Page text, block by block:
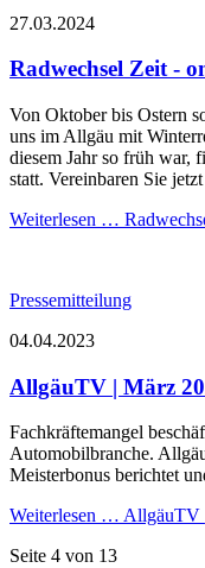
27.03.2024
Radwechsel Zeit -
Von Oktober bis Ostern
uns im Allgäu mit
diesem Jahr so früh war,
statt. Vereinbaren Sie
Weiterlesen …
Pressemitteilung
04.04.2023
AllgäuTV | März
Fachkräftemangel
Automobilbranche.
Meisterbonus berichtet
Weiterlesen … AllgäuTV
Seite 4 von 13